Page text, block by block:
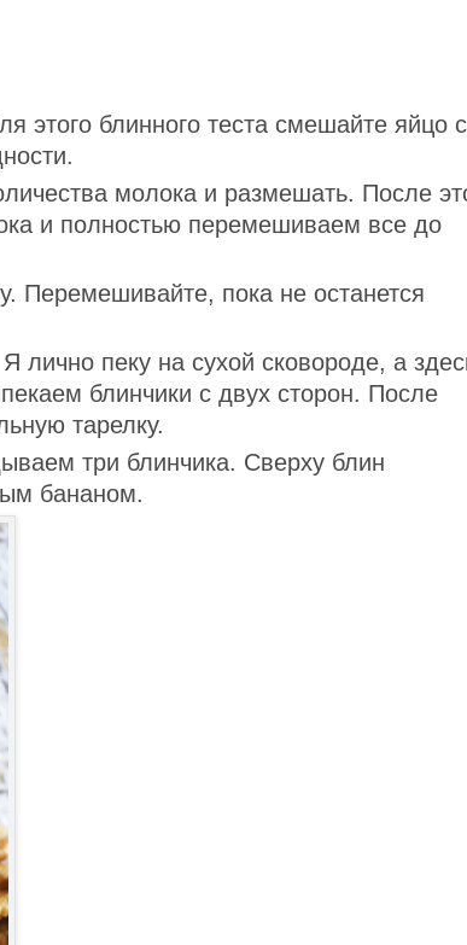
этого блинного теста смешайте яйцо с
молока и размешать. После
и полностью перемешиваем все до
Перемешивайте, пока не останется
лично пеку на сухой сковороде, а
блинчики с двух сторон. После
тарелку.
три блинчика. Сверху блин
бананом.